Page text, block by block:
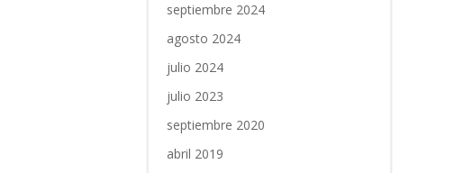
septiembre 2024
agosto 2024
julio 2024
julio 2023
septiembre 2020
abril 2019